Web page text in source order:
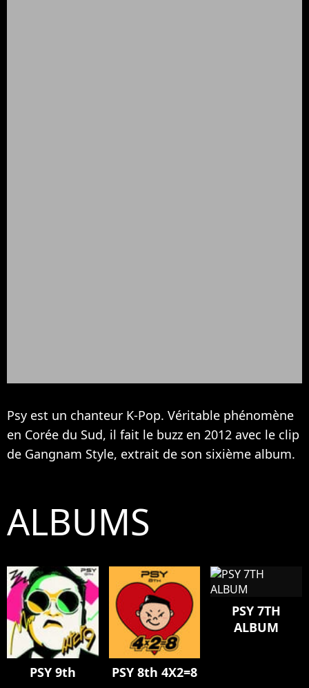
Psy est un chanteur K-Pop. Véritable phénomène
en Corée du Sud, il fait le buzz en 2012 avec le clip
de Gangnam Style, extrait de son sixième album.
ALBUMS
PSY 9th PSY 8th 4X2=8
PSY 7TH
ALBUM